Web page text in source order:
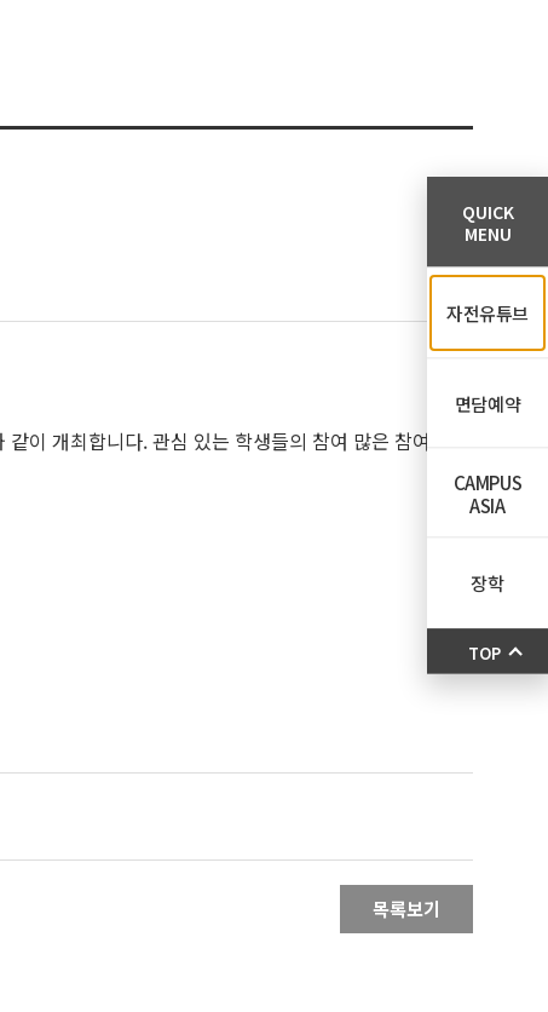
개최합니다. 관심 있는 학생들의 참여 많은 참여
목록보기
QUICK
MENU
자전유튜브
면담예약
CAMPUS
ASIA
장학
TOP